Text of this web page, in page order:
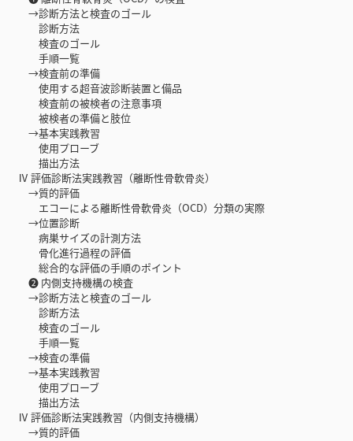
→診断方法と検査のゴール
診断方法
検査のゴール
手順一覧
→検査前の準備
使用する超音波診断装置と備品
検査前の被検者の注意事項
被検者の準備と肢位
→基本実践教習
使用プローブ
描出方法
Ⅳ 評価診断法実践教習（離断性骨軟骨炎）
→質的評価
エコーによる離断性骨軟骨炎（OCD）分類の実際
→位置診断
病巣サイズの計測方法
骨化進行過程の評価
総合的な評価の手順のポイント
❷ 内側支持機構の検査
→診断方法と検査のゴール
診断方法
検査のゴール
手順一覧
→検査の準備
→基本実践教習
使用プローブ
描出方法
Ⅳ 評価診断法実践教習（内側支持機構）
→質的評価